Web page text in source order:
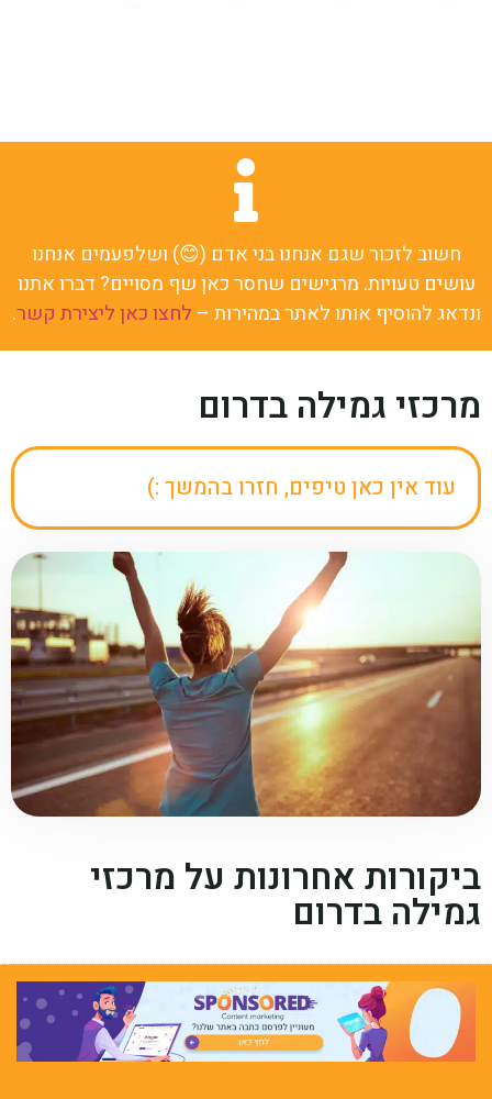
חשוב לזכור שגם אנחנו בני אדם (😊) ושלפעמים אנחנו
עושים טעויות. מרגישים שחסר כאן שף מסויים? דברו אתנו
ונדאג להוסיף אותו לאתר במהירות – לחצו כאן ליצירת קשר.
מרכזי גמילה בדרום
עוד אין כאן טיפים, חזרו בהמשך :)
ביקורות אחרונות על מרכזי
גמילה בדרום